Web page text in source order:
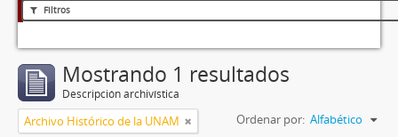
Filtros
Mostrando 1 resultados
Descripción archivística
Archivo Histórico de la UNAM Ordenar por: Alfabético